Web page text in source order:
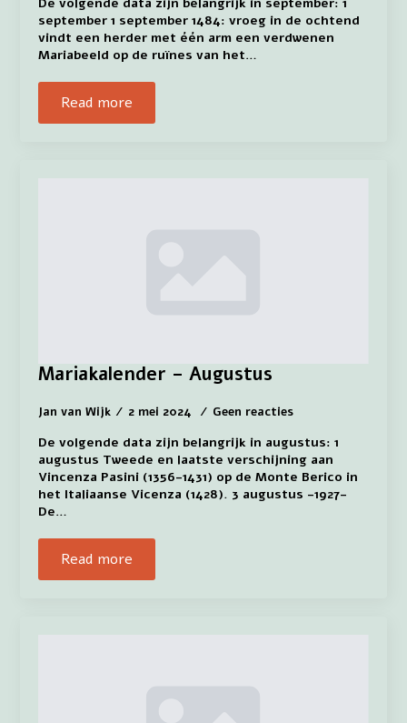
september 1 september 1484: vroeg in de ochtend
vindt een herder met één arm een verdwenen
Mariabeeld op de ruïnes van het…
Read more
Mariakalender – Augustus
Jan van Wijk 2 mei 2024 Geen reacties
De volgende data zijn belangrijk in augustus: 1
augustus Tweede en laatste verschijning aan
Vincenza Pasini (1356-1431) op de Monte Berico in
het Italiaanse Vicenza (1428). 3 augustus -1927-
De…
Read more